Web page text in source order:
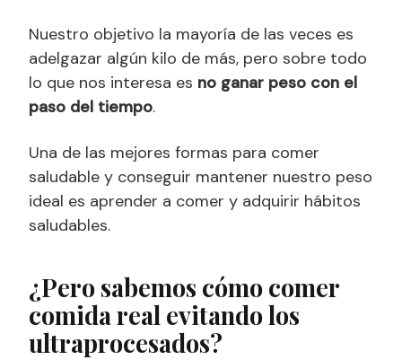
Nuestro objetivo la mayoría de las veces es
adelgazar algún kilo de más, pero sobre todo
lo que nos interesa es no ganar peso con el
paso del tiempo.
Una de las mejores formas para comer
saludable y conseguir mantener nuestro peso
ideal es aprender a comer y adquirir hábitos
saludables.
¿Pero sabemos cómo comer
comida real evitando los
ultraprocesados?